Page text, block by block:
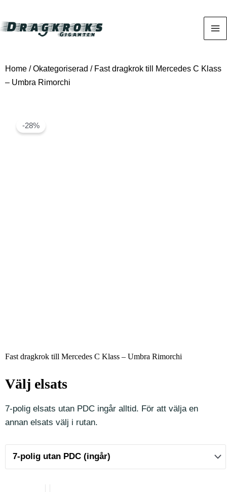
Home /Okategoriserad / Fast dragkrok till Mercedes C Klass
– Umbra Rimorchi
-28%
Fast dragkrok till Mercedes C Klass – Umbra Rimorchi
Välj elsats
7-polig elsats utan PDC ingår alltid. För att välja en
annan elsats välj i rutan.